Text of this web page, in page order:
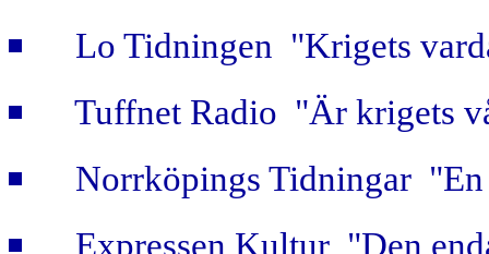
Lo Tidningen "Krigets
Tuffnet Radio "Är krigets
Norrköpings Tidningar
Expressen Kultur "Den